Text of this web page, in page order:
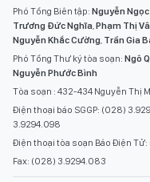
Phó Tổng Biên tập: Nguyễn Ngọc
Trương Đức Nghĩa,Phạm Thị
Nguyễn Khắc Cường, Trần Gia
Phó Tổng Thư ký tòa soạn: Ngô
Nguyễn Phước Bình
Tòa soạn : 432-434 Nguyễn Thị
Điện thoại báo SGGP: (028)
3.9294.098
Điện thoại tòa soạn Báo Điện
Fax: (028) 3.9294.083